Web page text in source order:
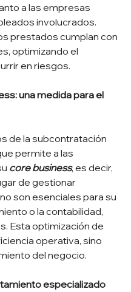
a las empresas
involucrados.
prestados cumplan con
optimizando el
en riesgos.
una medida para el
de la subcontratación
permite a las
core business, es decir,
de gestionar
son esenciales para su
o la contabilidad,
Esta optimización de
operativa, sino
del negocio.
especializado